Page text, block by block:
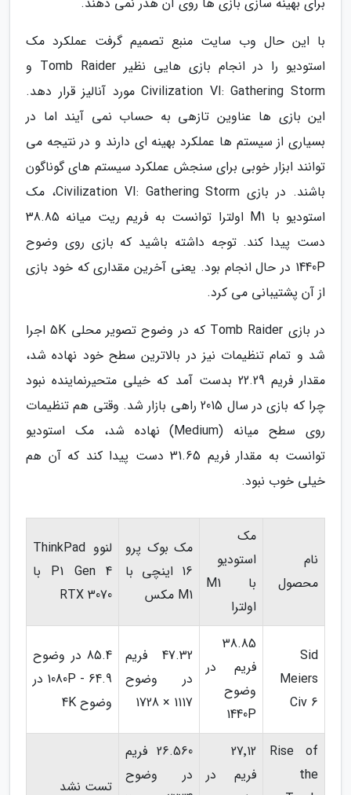
با این حال وب سایت منبع تصمیم گرفت عملکرد مک
استودیو را در انجام بازی هایی نظیر Tomb Raider و
Civilization VI: Gathering Storm مورد آنالیز قرار دهد.
این بازی ها عناوین تازهی به حساب نمی آیند اما در
بسیاری از سیستم ها عملکرد بهینه ای دارند و در نتیجه می
توانند ابزار خوبی برای سنجش عملکرد سیستم های گوناگون
باشند. در بازی Civilization VI: Gathering Storm، مک
استودیو با M1 اولترا توانست به فریم ریت میانه 38.85
دست پیدا کند. توجه داشته باشید که بازی روی وضوح
1440P در حال انجام بود. یعنی آخرین مقداری که خود بازی
از آن پشتیبانی می کرد.
در بازی Tomb Raider که در وضوح تصویر محلی 5K اجرا
شد و تمام تنظیمات نیز در بالاترین سطح خود نهاده شد،
مقدار فریم 22.29 بدست آمد که خیلی متحیرنماینده نبود
چرا که بازی در سال 2015 راهی بازار شد. وقتی هم تنظیمات
روی سطح میانه (Medium) نهاده شد، مک استودیو
توانست به مقدار فریم 31.65 دست پیدا کند که آن هم
خیلی خوب نبود.
نام
محصول
مک
استودیو
با M1
اولترا
مک بوک پرو
16 اینچی با
M1 مکس
لنوو ThinkPad
P1 Gen 4 با
RTX 3070
Sid
Meiers
Civ 6
38.85
فریم در
وضوح
1440P
47.32 فریم
در وضوح
1117 × 1728
85.4 در وضوح
1080P - 64.9 در
وضوح 4K
Rise of
the
27٬12
فریم در
26.560 فریم
در وضوح
تست نشد